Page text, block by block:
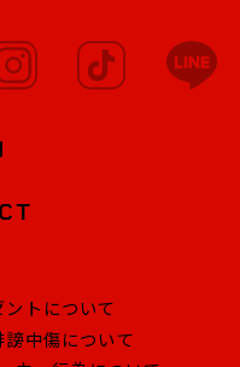
トについて
中傷について